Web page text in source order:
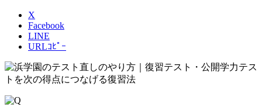
X
Facebook
LINE
URLｺﾋﾟｰ